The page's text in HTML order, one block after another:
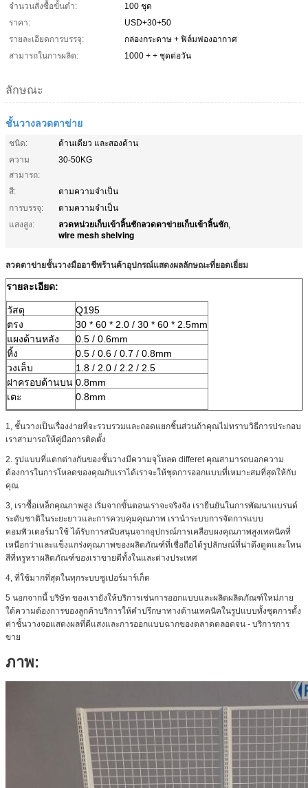
จำนวนสั่งซื้อขั้นต่ำ:
100 ชุด
ราคา:
USD+30+50
รายละเอียดการบรรจุ:
กล่องกระดาษ + ฟิล์มฟองอากาศ
สามารถในการผลิต:
1000 + + ชุดต่อวัน
ลักษณะ
ชั้นวางลวดตาข่าย
ชนิด:
ด้านเดียว และสองด้าน
ความ
สามารถ:
30-50KG
สี:
ตามความจำเป็น
การบรรจุ:
ตามความจำเป็น
แสงสูง:
ลวดหน่วยเก็บเข้าลิ้นชักลวดตาข่ายเก็บเข้าลิ้นชัก,
wire mesh shelving
ลวดตาข่ายชั้นวางมืออาชีพร้านค้าอุปกรณ์แสดงผลลักษณะที่ยอดเยี่ยม
รายละเอียด:
วัสดุ
Q195
ตรง
30 * 60 * 2.0 / 30 * 60 * 2.5mm
แผงด้านหลัง
0.5 / 0.6mm
หิ้ง
0.5 / 0.6 / 0.7 / 0.8mm
วงเล็บ
1.8 / 2.0 / 2.2 / 2.5
ฝาครอบด้านบน 0.8mm
เตะ
0.8mm
1, ชั้นวางเป็นเรื่องง่ายที่จะรวบรวมและถอดแยกชิ้นส่วนถ้าคุณไม่ทราบวิธีการประกอบ
เราสามารถให้คู่มือการติดตั้ง
2. รูปแบบที่แตกต่างกันของชั้นวางมีความจุโหลด differet คุณสามารถบอกความ
ต้องการในการโหลดของคุณกับเราได้เราจะให้ชุดการออกแบบที่เหมาะสมที่สุดให้กับ
คุณ
3, เราซื้อเหล็กคุณภาพสูง เริ่มจากขั้นตอนเราจะจริงจัง เรายืนยันในการพัฒนาแบรนด์
ระดับชาติในระยะยาวและการควบคุมคุณภาพ เรานำระบบการจัดการแบบ
คอมพิวเตอร์มาใช้ ได้รับการสนับสนุนจากอุปกรณ์การเคลือบผงคุณภาพสูงเทคนิคที่
เหนือกว่าและแข็งแกร่งคุณภาพของผลิตภัณฑ์ที่เชื่อถือได้รูปลักษณ์ที่น่าดึงดูดและโทน
สีที่หรูหราผลิตภัณฑ์ของเราขายดีทั้งในและต่างประเทศ
4, ที่ใช้มากที่สุดในทุกระบบซูเปอร์มาร์เก็ต
5 นอกจากนี้ บริษัท ของเรายังให้บริการเช่นการออกแบบและผลิตผลิตภัณฑ์ใหม่ภาย
ใต้ความต้องการของลูกค้าบริการให้คำปรึกษาทางด้านเทคนิคในรูปแบบทั้งชุดการตั้ง
ค่าชั้นวางจอแสดงผลที่ดีแสงและการออกแบบฉากของตลาดตลอดจน - บริการการ
ขาย
ภาพ: